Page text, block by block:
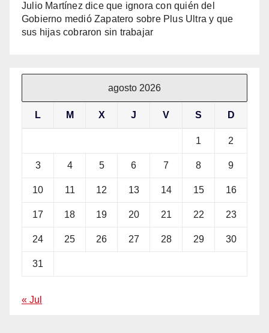
Julio Martínez dice que ignora con quién del
Gobierno medió Zapatero sobre Plus Ultra y que
sus hijas cobraron sin trabajar
agosto 2026
L M X J V S D
1 2
3 4 5 6 7 8 9
10 11 12 13 14 15 16
17 18 19 20 21 22 23
24 25 26 27 28 29 30
31
« Jul